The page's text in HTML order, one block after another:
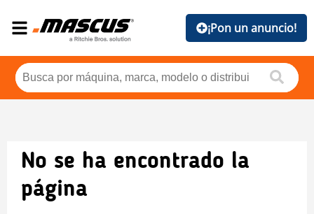
¡Pon un anuncio!
No se ha encontrado la
página